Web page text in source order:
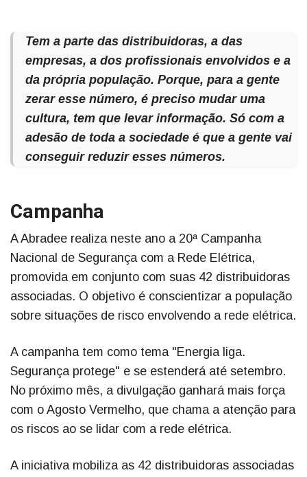
Tem a parte das distribuidoras, a das
empresas, a dos profissionais envolvidos e a
da própria população. Porque, para a gente
zerar esse número, é preciso mudar uma
cultura, tem que levar informação. Só com a
adesão de toda a sociedade é que a gente vai
conseguir reduzir esses números.
Campanha
A Abradee realiza neste ano a 20ª Campanha
Nacional de Segurança com a Rede Elétrica,
promovida em conjunto com suas 42 distribuidoras
associadas. O objetivo é conscientizar a população
sobre situações de risco envolvendo a rede elétrica.
A campanha tem como tema "Energia liga.
Segurança protege" e se estenderá até setembro.
No próximo mês, a divulgação ganhará mais força
com o Agosto Vermelho, que chama a atenção para
os riscos ao se lidar com a rede elétrica.
A iniciativa mobiliza as 42 distribuidoras associadas